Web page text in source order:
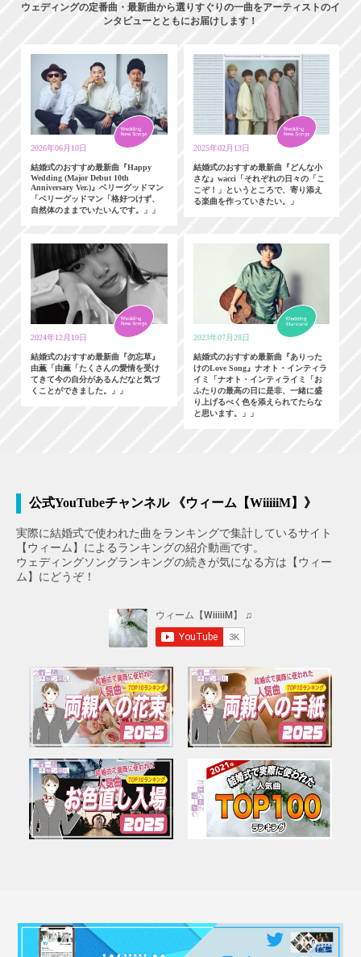
ウェディングの定番曲・最新曲から選りすぐりの一曲をアーティストのイ
ンタビューとともにお届けします！
2026年06月10日
結婚式のおすすめ最新曲『Happy
Wedding (Major Debut 10th
Anniversary Ver.)』ベリーグッドマン
「ベリーグッドマン「格好つけず、
自然体のままでいたいんです。」」
2025年02月13日
結婚式のおすすめ最新曲『どんな小
さな』wacci「それぞれの日々の「こ
こぞ！」というところで、寄り添え
る楽曲を作っていきたい。」
2024年12月19日
結婚式のおすすめ最新曲『勿忘草』
由薫「由薫「たくさんの愛情を受け
てきて今の自分があるんだなと気づ
くことができました。」」
2023年07月28日
結婚式のおすすめ最新曲『ありった
けのLove Song』ナオト・インティラ
イミ「ナオト・インティライミ「お
ふたりの最高の日に是非、一緒に盛
り上げるべく色を添えられてたらな
と思います。」」
公式YouTubeチャンネル 《ウィーム【WiiiiiM】》
実際に結婚式で使われた曲をランキングで集計しているサイト
【ウィーム】によるランキングの紹介動画です。
ウェディングソングランキングの続きが気になる方は【ウィー
ム】にどうぞ！